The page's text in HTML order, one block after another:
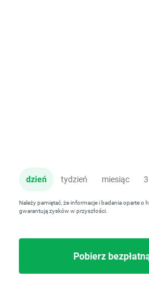
dzień tydzień miesiąc
Należy pamiętać, że informacje i badania oparte o
gwarantują zysków w przyszłości.
Pobierz